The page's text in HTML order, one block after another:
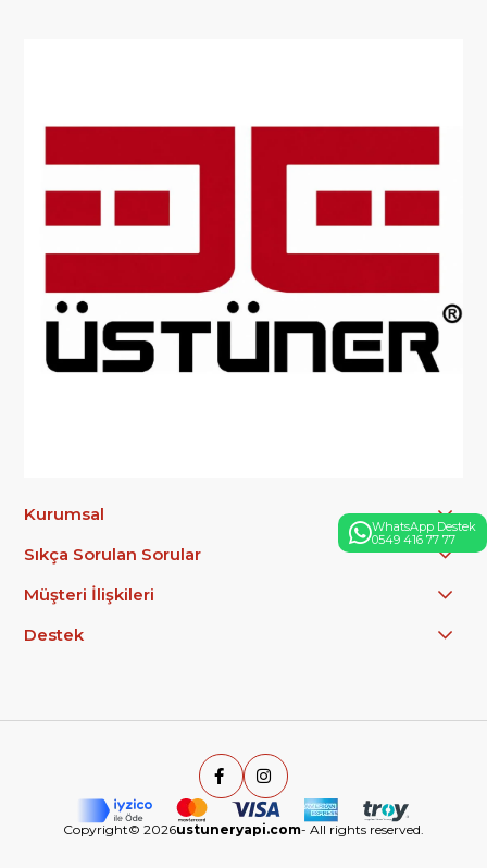
Kurumsal
Sıkça Sorulan Sorular
Müşteri İlişkileri
Destek
Copyright© 2026ustuneryapi.com- All rights reserved.
WhatsApp Destek
0549 416 77 77